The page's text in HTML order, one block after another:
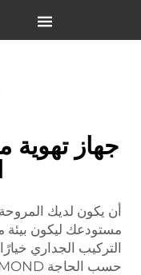
جهاز
أن يكون لديك
مستودعك ليكون بيئة
التركيب الجداري
حسب الحاجة FJDIAMOND